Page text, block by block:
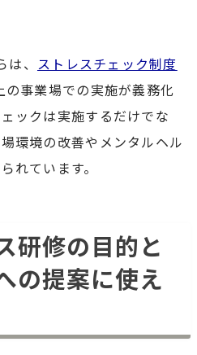
、 ストレスチェック制度
事業場での実施が義務化
ックは実施するだけでな
環境の改善やメンタルヘル
れています。
研修の目的と
の提案に使え